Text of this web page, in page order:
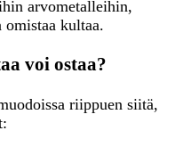
arvometalleihin,
omistaa kultaa.
voi ostaa?
riippuen siitä,